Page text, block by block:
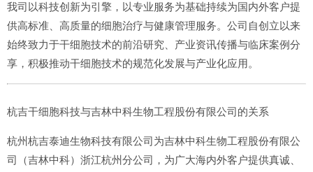
我司以科技创新为引擎，以专业服务为基础持续为国内外客户提
供高标准、高质量的细胞治疗与健康管理服务。公司自创立以来
始终致力于干细胞技术的前沿研究、产业资讯传播与临床案例分
享，积极推动干细胞技术的规范化发展与产业化应用。
杭吉干细胞科技与吉林中科生物工程股份有限公司的关系
杭州杭吉泰迪生物科技有限公司为吉林中科生物工程股份有限公
司（吉林中科）浙江杭州分公司，为广大海内外客户提供真诚、